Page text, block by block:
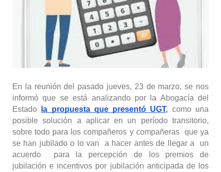
En la reunión del pasado jueves, 23 de marzo, se nos
informó que se está analizando por la Abogacía del
Estado
la propuesta que presentó UGT, como una
posible solución a aplicar en un período transitorio,
sobre todo para los compañeros y compañeras  que ya
se han jubilado o lo van  a hacer antes de llegar a  un
acuerdo  para la percepción de los premios de
jubilación e incentivos por jubilación anticipada de los